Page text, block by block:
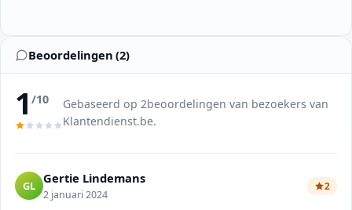
Beoordelingen (2)
1 /10
Gebaseerd op 2beoordelingen van bezoekers van
Klantendienst.be.
GL Gertie Lindemans
2 januari 2024
2